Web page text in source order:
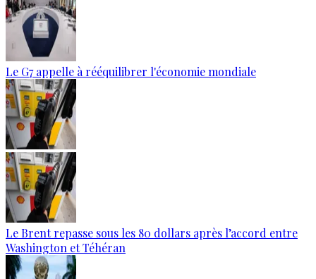
Le G7 appelle à rééquilibrer l'économie mondiale
Le Brent repasse sous les 80 dollars après l’accord entre
Washington et Téhéran